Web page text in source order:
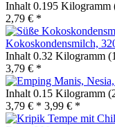
Inhalt 0.195 Kilogramm
2,79 € *
Kokoskondensmilch,
Inhalt 0.32 Kilogramm
3,79 € *
Inhalt 0.15 Kilogramm
3,79 € * 3,99 € *